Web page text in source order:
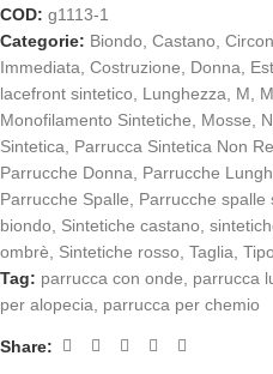
COD: g1113-1
Categorie: Biondo Castano
Immediata Costruzione Donna
lacefront sintetico
Lunghezza M
Monofilamento Sintetiche
Mosse
Sintetica
Parrucca Sintetica Non
Parrucche Donna
Parrucche
Parrucche Spalle
Parrucche spalle
biondo
Sintetiche castano
ombrè
Sintetiche rosso Taglia
Tag: parrucca con onde parrucca
per alopecia
parrucca per chemio
Share: